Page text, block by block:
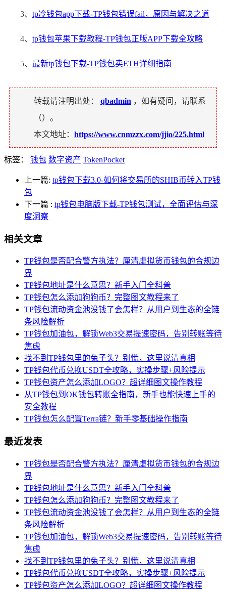
3、 tp冷钱包app下载-TP钱包错误fail，原因与解决之道
4、 tp钱包苹果下载教程-TP钱包正版APP下载全攻略
5、 最新tp钱包下载-TP钱包卖ETH详细指南
转载请注明出处： qbadmin ，如有疑问，请联系
（）。
本文地址： https://www.cnmzzx.com/jjio/225.html
标签： 钱包 数字资产 TokenPocket
上一篇: tp钱包下载3.0-如何将交易所的SHIB币转入TP钱
包
下一篇 : tp钱包电脑版下载-TP钱包测试，全面评估与深
度洞察
相关文章
TP钱包是否配合警方执法？厘清虚拟货币钱包的合规边
界
TP钱包地址是什么意思？新手入门全科普
TP钱包怎么添加狗狗币？完整图文教程来了
TP钱包流动资金池没钱了会怎样？从用户到生态的全链
条风险解析
TP钱包加油包，解锁Web3交易提速密码，告别转账等待
焦虑
找不到TP钱包里的兔子头？别慌，这里说清真相
TP钱包代币兑换USDT全攻略，实操步骤+风险提示
TP钱包资产怎么添加LOGO？超详细图文操作教程
从TP钱包到OK钱包转账全指南，新手也能快速上手的
安全教程
TP钱包怎么配置Terra链？新手零基础操作指南
最近发表
TP钱包是否配合警方执法？厘清虚拟货币钱包的合规边
界
TP钱包地址是什么意思？新手入门全科普
TP钱包怎么添加狗狗币？完整图文教程来了
TP钱包流动资金池没钱了会怎样？从用户到生态的全链
条风险解析
TP钱包加油包，解锁Web3交易提速密码，告别转账等待
焦虑
找不到TP钱包里的兔子头？别慌，这里说清真相
TP钱包代币兑换USDT全攻略，实操步骤+风险提示
TP钱包资产怎么添加LOGO？超详细图文操作教程